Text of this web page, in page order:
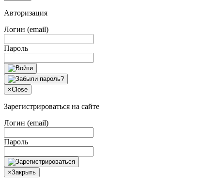
Авторизация
Логин (email)
Пароль
×Close
Зарегистрироваться на сайте
Логин (email)
Пароль
×Закрыть